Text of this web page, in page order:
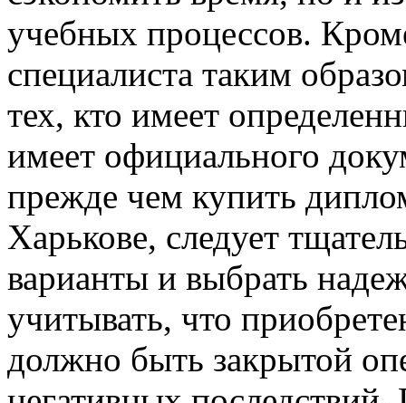
учебных процессов.
специалиста таким
тех, кто имеет
имеет официального
прежде чем купить
Харькове, следует
варианты и выбрать
учитывать, что
должно быть закрытой